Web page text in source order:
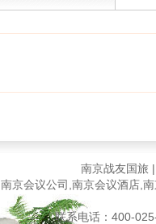
南京战友国旅
南京会议公司,南京会议酒店,
联系电话：400-